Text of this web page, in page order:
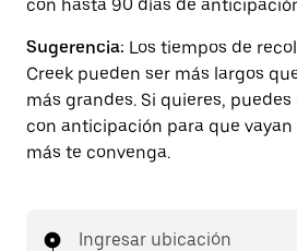
con hasta 90 días de
Sugerencia: Los tiempos de
Creek pueden ser más largos
más grandes. Si quieres,
con anticipación para que
más te convenga.
Ingresar ubicación